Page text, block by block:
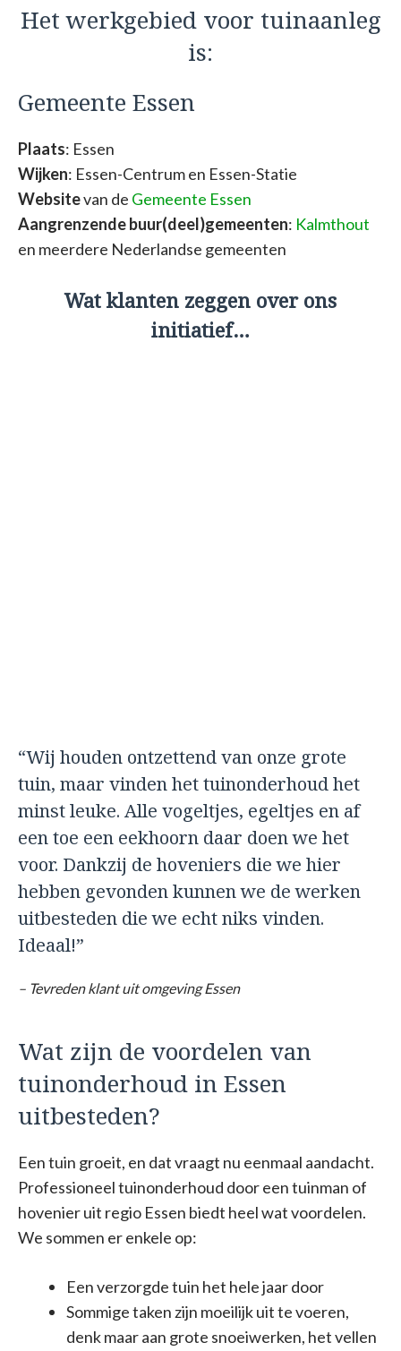
Het werkgebied voor tuinaanleg
is:
Gemeente Essen
Plaats: Essen
Wijken: Essen-Centrum en Essen-Statie
Websitevan de Gemeente Essen
Aangrenzende buur(deel)gemeenten: Kalmthout
en meerdere Nederlandse gemeenten
Wat klanten zeggen over ons
initiatief…
“Wij houden ontzettend van onze grote
tuin, maar vinden het tuinonderhoud het
minst leuke. Alle vogeltjes, egeltjes en af
een toe een eekhoorn daar doen we het
voor. Dankzij de hoveniers die we hier
hebben gevonden kunnen we de werken
uitbesteden die we echt niks vinden.
Ideaal!”
– Tevreden klant uit omgeving Essen
Wat zijn de voordelen van
tuinonderhoud in Essen
uitbesteden?
Een tuin groeit, en dat vraagt nu eenmaal aandacht.
Professioneel tuinonderhoud door een tuinman of
hovenier uit regio Essen biedt heel wat voordelen.
We sommen er enkele op:
Een verzorgde tuin het hele jaar door
Sommige taken zijn moeilijk uit te voeren,
denk maar aan grote snoeiwerken, het vellen